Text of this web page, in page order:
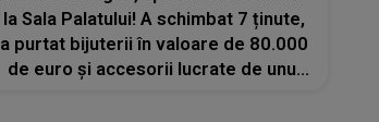
la Sala Palatului! A schimbat 7 ținute,
a purtat bijuterii în valoare de 80.000
de euro și accesorii lucrate de unul